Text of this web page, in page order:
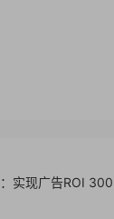
实现广告ROI